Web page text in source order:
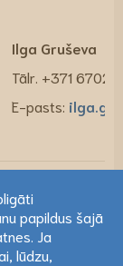
papildus šajā
Ilga Gruševa
Tālr. +371
E-pasts:
Programmas
Nacionālais
papildus šajā
Ja
lūdzu,